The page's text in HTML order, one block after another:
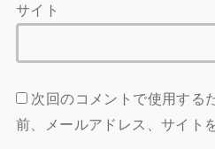
サイト
次回のコメントで使用する
前、メールアドレス、サイト